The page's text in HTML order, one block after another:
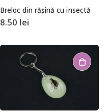
Breloc din rășină cu insectă
8.50 lei